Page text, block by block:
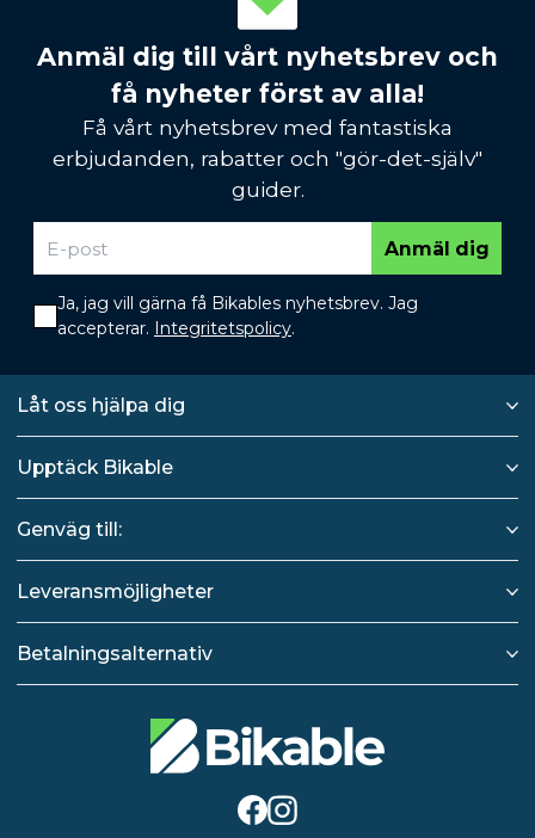
Anmäl dig till vårt nyhetsbrev och
få nyheter först av alla!
Få vårt nyhetsbrev med fantastiska
erbjudanden, rabatter och "gör-det-själv"
guider.
Anmäl dig
Ja, jag vill gärna få Bikables nyhetsbrev. Jag
accepterar. Integritetspolicy.
Låt oss hjälpa dig
Upptäck Bikable
Genväg till:
Leveransmöjligheter
Betalningsalternativ